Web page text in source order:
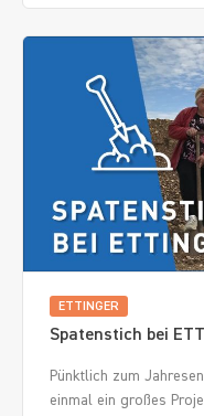
ETTINGER
Spatenstich bei
Pünktlich zum
einmal ein großes